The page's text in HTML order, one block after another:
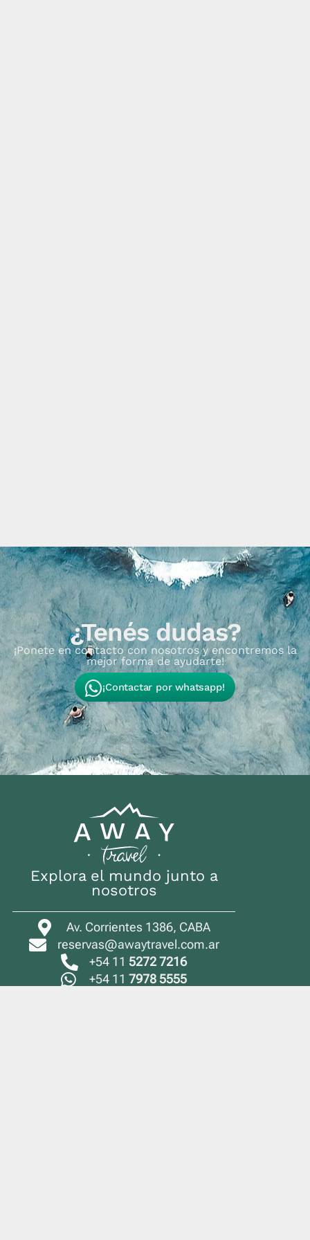
¿Tenés dudas?
¡Ponete en contacto con nosotros y encontremos la
mejor forma de ayudarte!
¡Contactar por whatsapp!
Explora el mundo junto a
nosotros
Av. Corrientes 1386, CABA
reservas@awaytravel.com.ar
+54 11 5272 7216
+54 11 7978 5555